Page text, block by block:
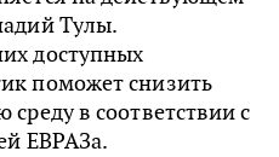
Тулы.
доступных
поможет снизить
в соответствии с
ЕВРАЗа.